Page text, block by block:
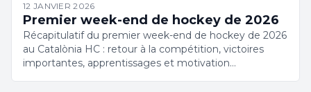
12 JANVIER 2026
Premier week-end de hockey de 2026
Récapitulatif du premier week-end de hockey de 2026
au Catalònia HC : retour à la compétition, victoires
importantes, apprentissages et motivation